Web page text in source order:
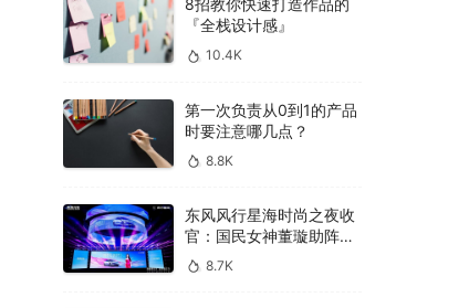
8招教你快速打造作品的
『全栈设计感』
10.4K
第一次负责从0到1的产品
时要注意哪几点？
8.8K
东风风行星海时尚之夜收
官：国民女神董璇助阵，
多车齐发震撼全场！
8.7K